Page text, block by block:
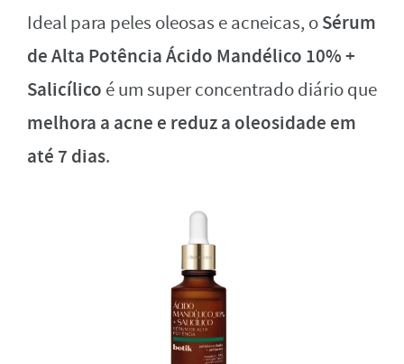
Ideal para peles oleosas e acneicas, oSérum
de Alta Potência Ácido Mandélico 10% +
Salicílico é um super concentrado diário que
melhora a acne e reduz a oleosidade em
até 7 dias.